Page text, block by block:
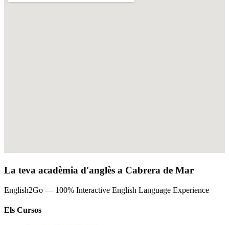
La teva acadèmia d'anglès a Cabrera de Mar
English2Go — 100% Interactive English Language Experience
Els Cursos